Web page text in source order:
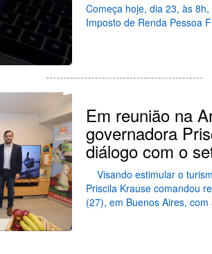
Começa hoje, dia 23, às
Imposto de Renda Pessoa
Em reunião na
governadora
diálogo com o
Visando estimular o
Priscila Krause comandou
(27), em Buenos Aires, com